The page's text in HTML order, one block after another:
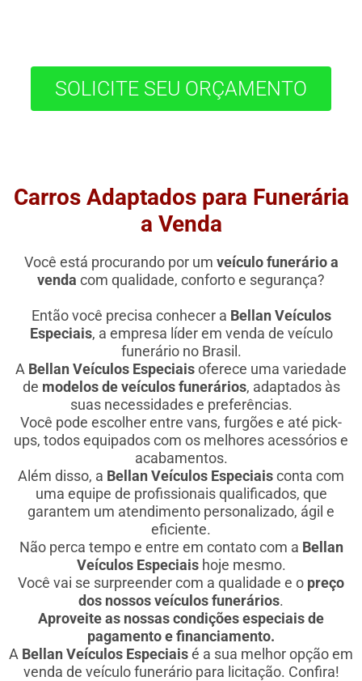
SOLICITE SEU ORÇAMENTO
Carros Adaptados para Funerária
a Venda
Você está procurando por um veículo funerário a
venda com qualidade, conforto e segurança?
Então você precisa conhecer a Bellan Veículos
Especiais, a empresa líder em venda de veículo
funerário no Brasil.
A Bellan Veículos Especiaisoferece uma variedade
de modelos de veículos funerários, adaptados às
suas necessidades e preferências.
Você pode escolher entre vans, furgões e até pick-
ups, todos equipados com os melhores acessórios e
acabamentos.
Além disso, a Bellan Veículos Especiaisconta com
uma equipe de profissionais qualificados, que
garantem um atendimento personalizado, ágil e
eficiente.
Não perca tempo e entre em contato com a Bellan
Veículos Especiaishoje mesmo.
Você vai se surpreender com a qualidade e o preço
dos nossos veículos funerários.
Aproveite as nossas condições especiais de
pagamento e financiamento.
A Bellan Veículos Especiaisé a sua melhor opção em
venda de veículo funerário para licitação. Confira!